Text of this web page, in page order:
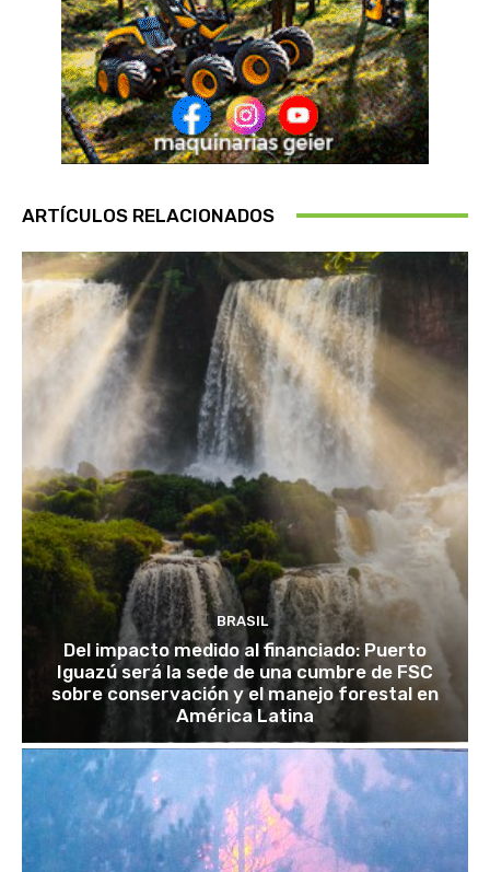
ARTÍCULOS RELACIONADOS
BRASIL
Del impacto medido al financiado: Puerto
Iguazú será la sede de una cumbre de FSC
sobre conservación y el manejo forestal en
América Latina